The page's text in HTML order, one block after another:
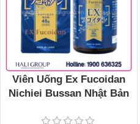
Viên Uống Ex Fucoidan
Nichiei Bussan Nhật Bản